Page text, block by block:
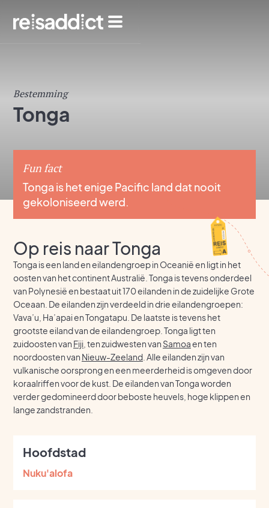
Bestemming
Tonga
Fun fact
Tonga is het enige Pacific land dat nooit
gekoloniseerd werd.
Op reis naar Tonga
Tonga is een land en eilandengroep in Oceanië en ligt in het
oosten van het continent Australië. Tonga is tevens onderdeel
van Polynesië en bestaat uit 170 eilanden in de zuidelijke Grote
Oceaan. De eilanden zijn verdeeld in drie eilandengroepen:
Vava’u, Ha’apai en Tongatapu. De laatste is tevens het
grootste eiland van de eilandengroep. Tonga ligt ten
zuidoosten van Fiji , ten zuidwesten van Samoaen ten
noordoosten van Nieuw-Zeeland . Alle eilanden zijn van
vulkanische oorsprong en een meerderheid is omgeven door
koraalriffen voor de kust. De eilanden van Tonga worden
verder gedomineerd door beboste heuvels, hoge klippen en
lange zandstranden.
Hoofdstad
Nuku'alofa